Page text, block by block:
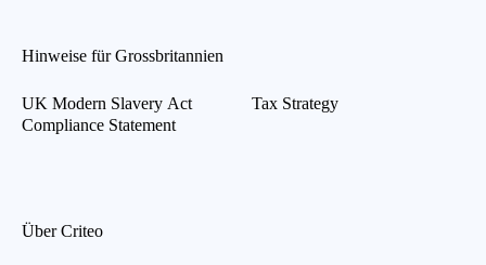
Hinweise für Grossbritannien
UK Modern Slavery Act
Compliance Statement
Tax Strategy
Über Criteo